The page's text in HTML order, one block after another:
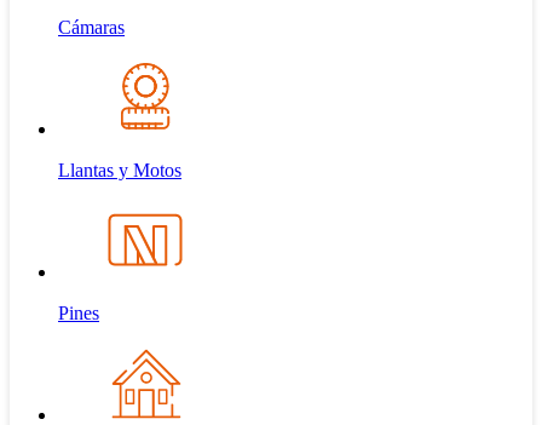
Cámaras
Llantas y Motos
Pines